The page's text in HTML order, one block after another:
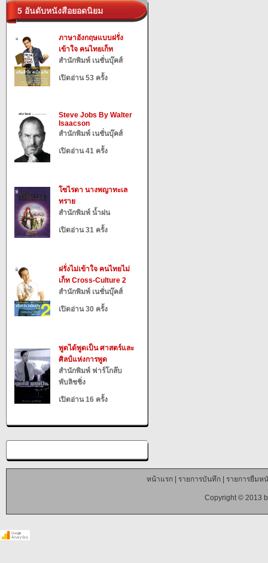
5 อันดับหนังสือยอดนิยม
ภาษาอังกฤษแบบฝรั่ง
เข้าใจ คนไทยเก็ท
สำนักพิมพ์ เนชั่นบุ๊คส์
เปิดอ่าน 53 ครั้ง
Steve Jobs By Walter
Isaacson
สำนักพิมพ์ เนชั่นบุ๊คส์
เปิดอ่าน 41 ครั้ง
โซไรดา นางพญาทะเล
ทราย
สำนักพิมพ์ น้ำฝน
เปิดอ่าน 31 ครั้ง
ฝรั่งไม่เข้าใจ คนไทยไม่
เก็ท Cross-Culture 2
สำนักพิมพ์ เนชั่นบุ๊คส์
เปิดอ่าน 30 ครั้ง
พูดได้พูดเป็น ศาสตร์และ
ศิลป์แห่งการพูด
สำนักพิมพ์ ฟาร์โกล๊บ
พับลิชชิ่ง
เปิดอ่าน 16 ครั้ง
หน้าแรก| รายการบันทึก| รายการยืมห
Copyright © 2013